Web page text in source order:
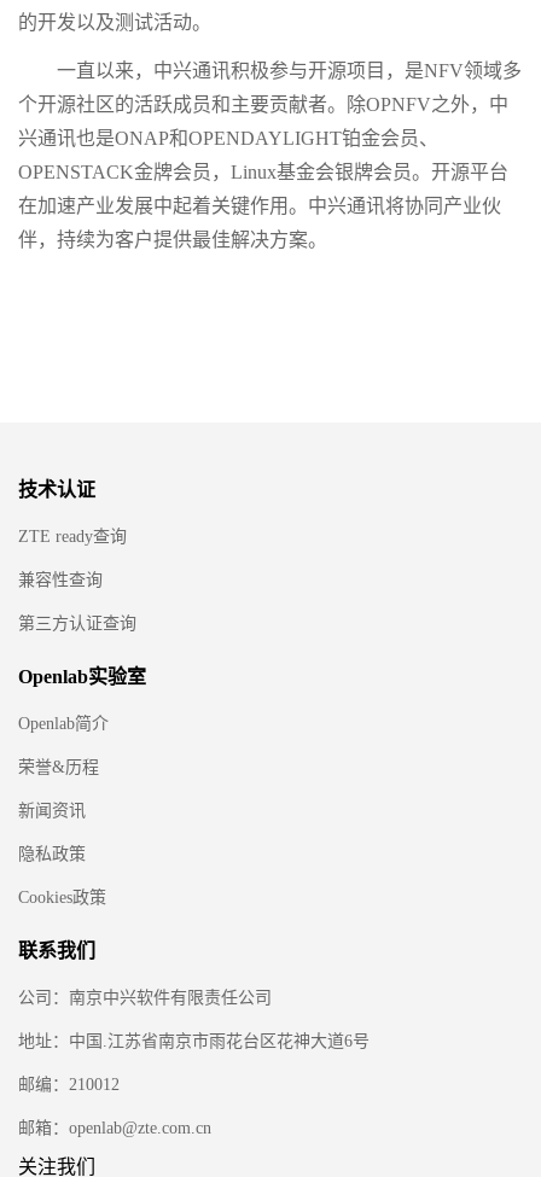
的开发以及测试活动。
一直以来，中兴通讯积极参与开源项目，是NFV领域多
个开源社区的活跃成员和主要贡献者。除OPNFV之外，中
兴通讯也是ONAP和OPENDAYLIGHT铂金会员、
OPENSTACK金牌会员，Linux基金会银牌会员。开源平台
在加速产业发展中起着关键作用。中兴通讯将协同产业伙
伴，持续为客户提供最佳解决方案。
技术认证
ZTE ready查询
兼容性查询
第三方认证查询
Openlab实验室
Openlab简介
荣誉&历程
新闻资讯
隐私政策
Cookies政策
联系我们
公司：南京中兴软件有限责任公司
地址：中国.江苏省南京市雨花台区花神大道6号
邮编：210012
邮箱：openlab@zte.com.cn
关注我们